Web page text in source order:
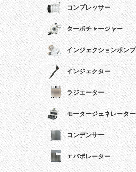
コンプレッサー
ターボチャージャー
インジェクションポンプ
インジェクター
ラジエーター
モータージェネレーター
コンデンサー
エバポレーター